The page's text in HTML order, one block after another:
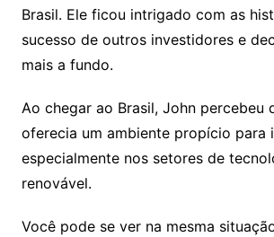
Brasil. Ele ficou intrigado com as
sucesso de outros investidores e
mais a fundo.
Ao chegar ao Brasil, John percebeu
oferecia um ambiente propício para
especialmente nos setores de
renovável.
Você pode se ver na mesma